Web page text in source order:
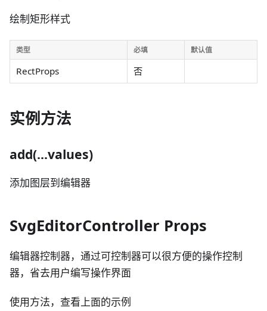
绘制矩形样式
类型 必填 默认值
RectProps 否
实例方法
add(...values)
添加图层到编辑器
SvgEditorController Props
编辑器控制器，通过可控制器可以很方便的操作控制
器，省去用户编写操作界面
使用方法，查看上面的示例